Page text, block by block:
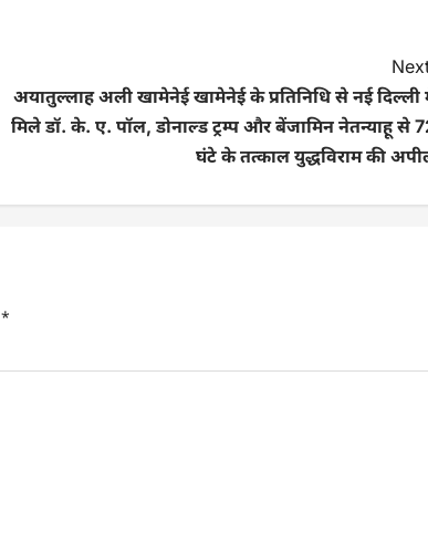
अयातुल्लाह अली खामेनेई खामेनेई के प्रतिनिधि से नई दिल्ली
मिले डॉ. के. ए. पॉल, डोनाल्ड ट्रम्प और बेंजामिन नेतन्याहू से
घंटे के तत्काल युद्धविराम की
*